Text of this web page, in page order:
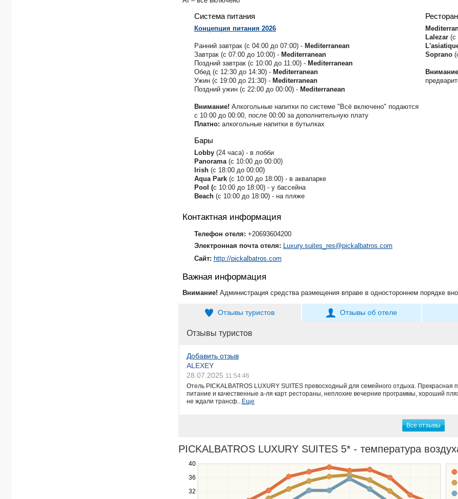
Система питания
Концепция питания 2026
Ранний завтрак (с 04:00 до 07:00) - Mediterranean
Завтрак (с 07:00 до 10:00) - Mediterranean
Поздний завтрак (с 10:00 до 11:00) - Mediterranean
Обед (с 12:30 до 14:30) - Mediterranean
Ужин (с 19:00 до 21:30) - Mediterranean
Поздний ужин (с 22:00 до 00:00) - Mediterranean
Внимание! Алкогольные напитки по системе "Всё включено" подаются
с 10:00 до 00:00, после 00:00 за дополнительную плату
Платно: алкогольные напитки в бутылках
Lalezar (с
Soprano
Бары
​Lobby (24 часа) - в лобби
Panorama (с 10:00 до 00:00)
Irish (с 18:00 до 00:00)
Aqua Park (с 10:00 до 18:00) - в аквапарке
Pool (с 10:00 до 18:00) - у бассейна
Beach (с 10:00 до 18:00) - на пляже
Контактная информация
Телефон отеля: +20693604200
Электронная почта отеля: Luxury.suites_res@pickalbatros.com
Сайт: http://pickalbatros.com
Важная информация
Внимание! Администрация средства размещения вправе в одностороннем порядке
Отзывы туристов Отзывы об отеле
Отзывы туристов
Добавить отзыв
ALEXEY
28.07.2025 11:54:46
Отель PICKALBATROS LUXURY SUITES превосходный для семейного отдыха.
питание и качественные а-ля карт рестораны, неплохие вечерние программы, хороший
не ждали трансф...Еще
Все отзывы
PICKALBATROS LUXURY SUITES 5* - температура
32
36
40
Use
the
and